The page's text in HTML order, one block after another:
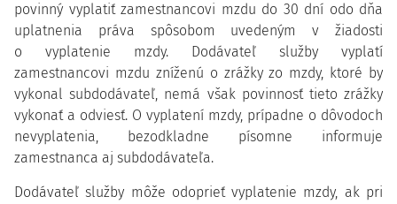
povinný vyplatiť zamestnancovi mzdu do 30 dní odo dňa
uplatnenia práva spôsobom uvedeným v žiadosti
o vyplatenie mzdy. Dodávateľ služby vyplatí
zamestnancovi mzdu zníženú o zrážky zo mzdy, ktoré by
vykonal subdodávateľ, nemá však povinnosť tieto zrážky
vykonať a odviesť. O vyplatení mzdy, prípadne o dôvodoch
nevyplatenia, bezodkladne písomne informuje
zamestnanca aj subdodávateľa.
Dodávateľ služby môže odoprieť vyplatenie mzdy, ak pri